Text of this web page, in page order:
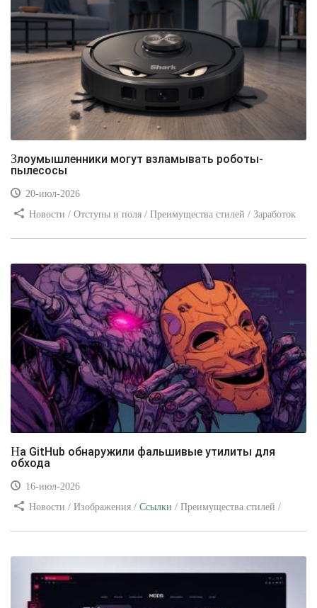
Злоумышленники могут взламывать роботы-
пылесосы
20-июл-2026
Новости / Отступы и поля / Преимущества стилей / Заработок
На GitHub обнаружили фальшивые утилиты для
обхода
16-июл-2026
Новости / Изображения / Ссылки / Преимущества стилей /